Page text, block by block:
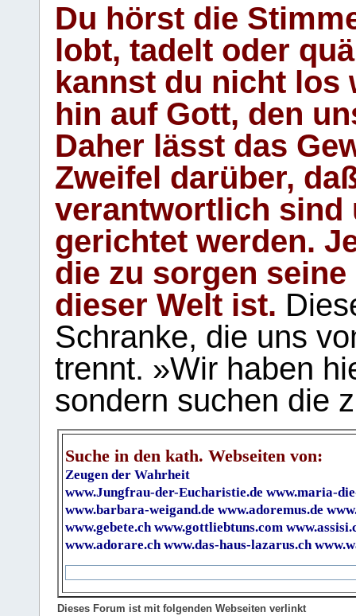
Du hörst die
lobt, tadelt oder
kannst du nicht los
hin auf Gott, den
Daher lässt das
Zweifel darüber,
verantwortlich sind
gerichtet werden.
die zu sorgen
dieser Welt ist.
Schranke, die uns
trennt. »Wir haben
sondern suchen die
Suche in den kath. Webseiten von:
Zeugen der Wahrheit
www.Jungfrau-der-Eucharistie.de www.maria-
www.barbara-weigand.de www.adoremus.de
www.gebete.ch www.gottliebtuns.com
www.adorare.ch www.das-haus-lazarus.ch
Dieses Forum ist mit folgenden Webseiten verlinkt